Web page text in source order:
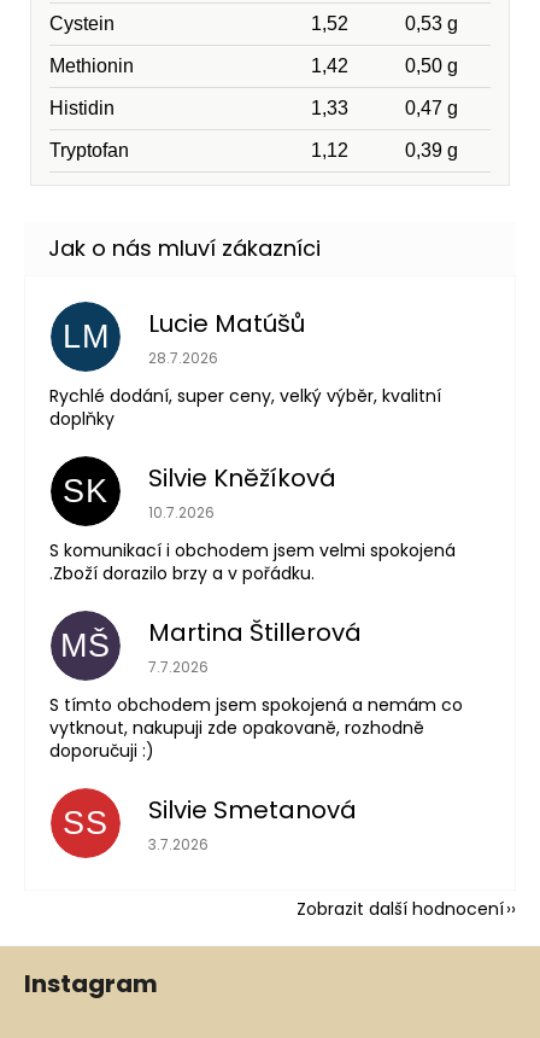
Cystein 1,52 0,53 g
Methionin 1,42 0,50 g
Histidin 1,33 0,47 g
Tryptofan 1,12 0,39 g
LM Lucie Matúšů
Hodnocení obchodu je 5 z 5 hvězdiček.
28.7.2026
Rychlé dodání, super ceny, velký výběr, kvalitní
doplňky
SK Silvie Kněžíková
Hodnocení obchodu je 5 z 5 hvězdiček.
10.7.2026
S komunikací i obchodem jsem velmi spokojená
.Zboží dorazilo brzy a v pořádku.
MŠ Martina Štillerová
Hodnocení obchodu je 5 z 5 hvězdiček.
7.7.2026
S tímto obchodem jsem spokojená a nemám co
vytknout, nakupuji zde opakovaně, rozhodně
doporučuji :)
SS Silvie Smetanová
Hodnocení obchodu je 5 z 5 hvězdiček.
3.7.2026
Zobrazit další hodnocení
Instagram